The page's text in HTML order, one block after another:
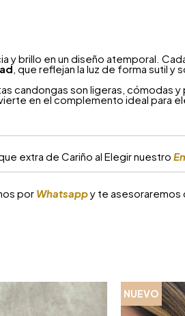
y brillo en un diseño atemporal.
, que reflejan la luz de forma sutil y
candongas son ligeras, cómodas
en el complemento ideal para
extra de Cariño al Elegir nuestro
por Whatsappy te asesoraremos
NUEVO